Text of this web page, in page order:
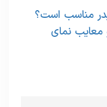
مناسب است؟
معایب نمای